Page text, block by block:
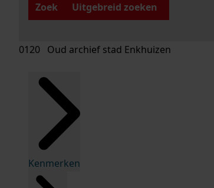
Zoek
Uitgebreid zoeken
0120 Oud archief stad Enkhuizen
Kenmerken